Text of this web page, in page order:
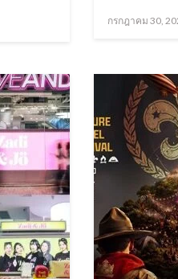
Posted
กรกฎาคม 30,